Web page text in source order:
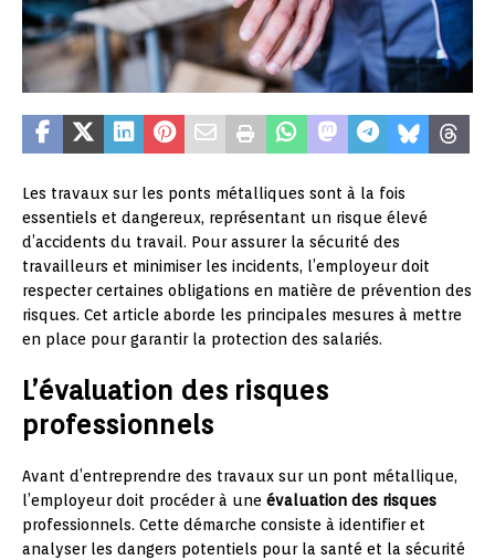
Les travaux sur les ponts métalliques sont à la fois
essentiels et dangereux, représentant un risque élevé
d’accidents du travail. Pour assurer la sécurité des
travailleurs et minimiser les incidents, l’employeur doit
respecter certaines obligations en matière de prévention des
risques. Cet article aborde les principales mesures à mettre
en place pour garantir la protection des salariés.
L’évaluation des risques
professionnels
Avant d’entreprendre des travaux sur un pont métallique,
l’employeur doit procéder à une évaluation des risques
professionnels. Cette démarche consiste à identifier et
analyser les dangers potentiels pour la santé et la sécurité